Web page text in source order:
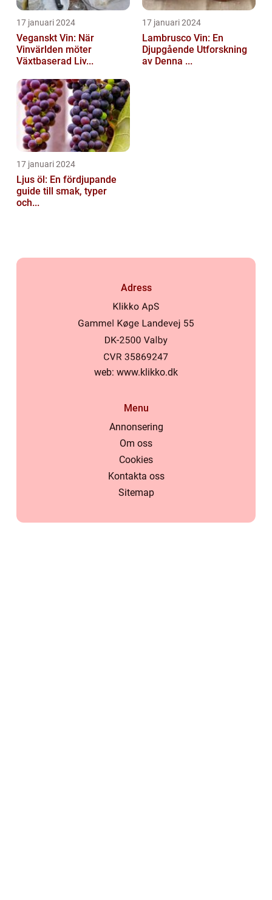
17 januari 2024
Veganskt Vin: När
Vinvärlden möter
Växtbaserad Liv...
17 januari 2024
Lambrusco Vin: En
Djupgående Utforskning
av Denna ...
17 januari 2024
Ljus öl: En fördjupande
guide till smak, typer
och...
Adress
web: www.klikko.dk
Menu
Annonsering
Om oss
Cookies
Kontakta oss
Sitemap